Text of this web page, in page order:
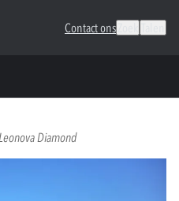
Contact ons
Diamond